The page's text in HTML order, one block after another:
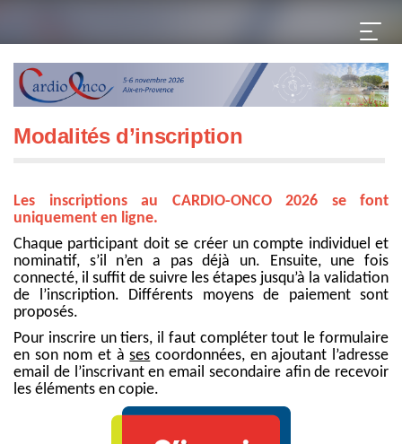
Modalités d’inscription
Les inscriptions au CARDIO-ONCO 2026 se font
uniquement en ligne.
Chaque participant doit se créer un compte individuel et
nominatif, s’il n’en a pas déjà un. Ensuite, une fois
connecté, il suffit de suivre les étapes jusqu’à la validation
de l’inscription. Différents moyens de paiement sont
proposés.
Pour inscrire un tiers, il faut compléter tout le formulaire
en son nom et àses coordonnées, en ajoutant l’adresse
email de l’inscrivant en email secondaire afin de recevoir
les éléments en copie.